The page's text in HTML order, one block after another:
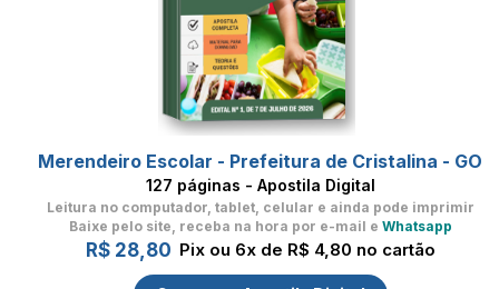
Merendeiro Escolar - Prefeitura de Cristalina - GO
127 páginas - Apostila Digital
Leitura no computador, tablet, celular e ainda pode imprimir
Baixe pelo site, receba na hora por e-mail e Whatsapp
R$ 28,80 Pix ou 6x de R$ 4,80 no cartão